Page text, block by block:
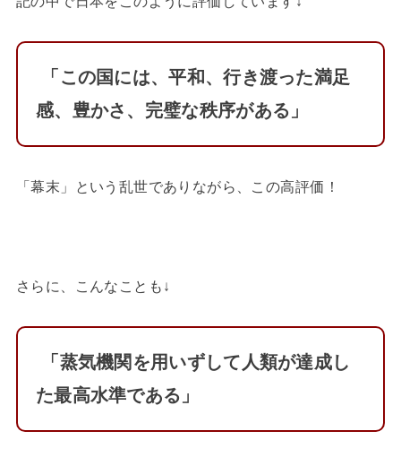
「この国には、平和、行き渡った満足
感、豊かさ、完璧な秩序がある」
「幕末」という乱世でありながら、この高評価！
さらに、こんなことも↓
「蒸気機関を用いずして人類が達成し
た最高水準である」